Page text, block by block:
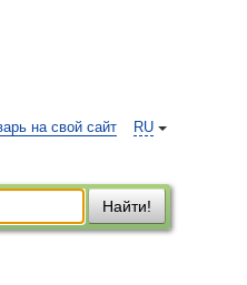
RU
на свой сайт
Найти!